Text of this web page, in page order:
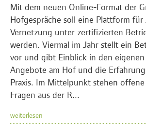
Mit dem neuen Online-Format der
Hofgespräche soll eine Plattform für
Vernetzung unter zertifizierten
werden. Viermal im Jahr stellt ein
vor und gibt Einblick in den
Angebote am Hof und die
Praxis. Im Mittelpunkt stehen offene
Fragen aus der R...
weiterlesen